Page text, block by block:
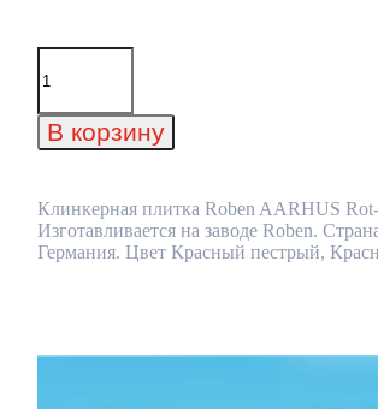
Количество
товара
плитка
Roben
bunt
(240x71x14)
В корзину
Клинкерная плитка Roben AARHUS
Изготавливается на заводе Roben.
Германия. Цвет Красный пестрый,